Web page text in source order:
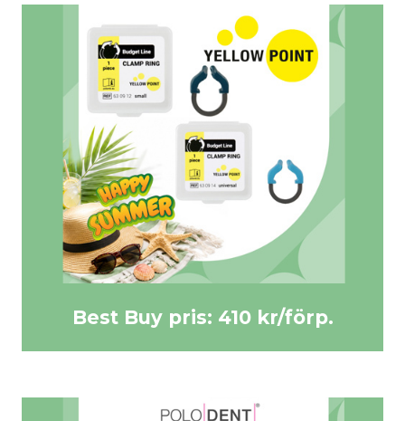
KÖP HÄR >>
Best Buy pris: 410 kr/förp.
Best Buy pris: 410 kr/förp.